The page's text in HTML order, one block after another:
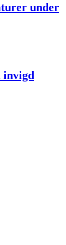
under
invigd